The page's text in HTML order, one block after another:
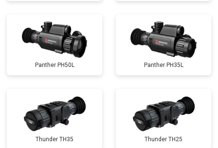
Panther PH50L Panther PH35L
Thunder TH35 Thunder TH25